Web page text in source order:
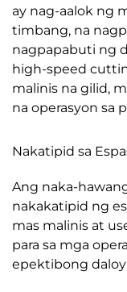
ay nag-aalok ng
timbang, na
nagpapabuti ng
high-speed
malinis na gilid,
na operasyon sa
Nakatipid sa
Ang naka-
nakakatipid ng
mas malinis at
para sa mga
epektibong